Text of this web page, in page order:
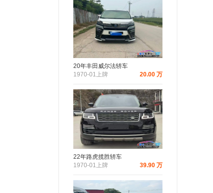
20年丰田威尔法轿车
1970-01上牌
20.00 万
22年路虎揽胜轿车
1970-01上牌
39.90 万